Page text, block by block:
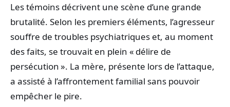
Les témoins décrivent une scène d’une grande
brutalité. Selon les premiers éléments, l’agresseur
souffre de troubles psychiatriques et, au moment
des faits, se trouvait en plein « délire de
persécution ». La mère, présente lors de l’attaque,
a assisté à l’affrontement familial sans pouvoir
empêcher le pire.